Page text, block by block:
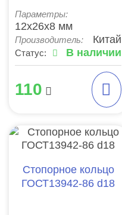
Параметры:
12x26x8 мм
Производитель: Китай
Статус: В наличии
110
Стопорное кольцо
ГОСТ13942-86 d18